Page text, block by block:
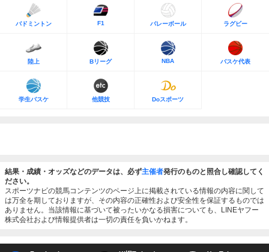
バドミントン F1 バレーボール ラグビー
陸上 Bリーグ NBA バスケ代表
学生バスケ 他競技 Doスポーツ
結果・成績・オッズなどのデータは、必ず主催者発行のものと照合し確認してく
ださい。
スポーツナビの競馬コンテンツのページ上に掲載されている情報の内容に関して
は万全を期しておりますが、その内容の正確性および安全性を保証するものでは
ありません。当該情報に基づいて被ったいかなる損害についても、LINEヤフー
株式会社および情報提供者は一切の責任を負いかねます。